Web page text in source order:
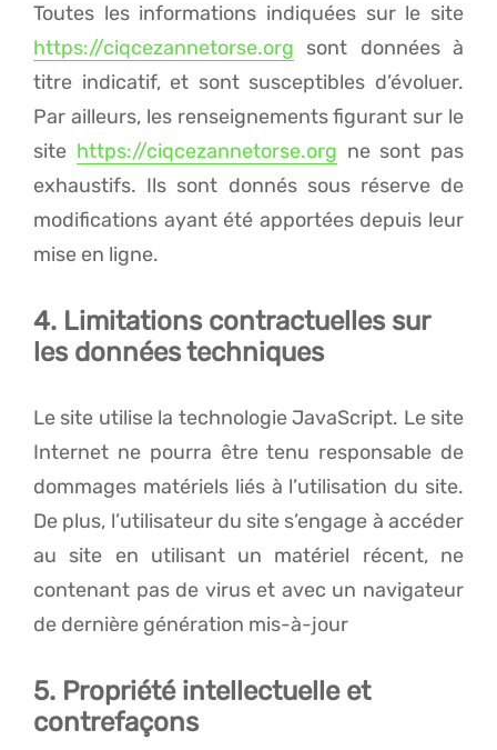
Toutes les informations indiquées sur le site
https://ciqcezannetorse.org sont données à
titre indicatif, et sont susceptibles d’évoluer.
Par ailleurs, les renseignements figurant sur le
site https://ciqcezannetorse.org ne sont pas
exhaustifs. Ils sont donnés sous réserve de
modifications ayant été apportées depuis leur
mise en ligne.
4. Limitations contractuelles sur
les données techniques
Le site utilise la technologie JavaScript. Le site
Internet ne pourra être tenu responsable de
dommages matériels liés à l’utilisation du site.
De plus, l’utilisateur du site s’engage à accéder
au site en utilisant un matériel récent, ne
contenant pas de virus et avec un navigateur
de dernière génération mis-à-jour
5. Propriété intellectuelle et
contrefaçons